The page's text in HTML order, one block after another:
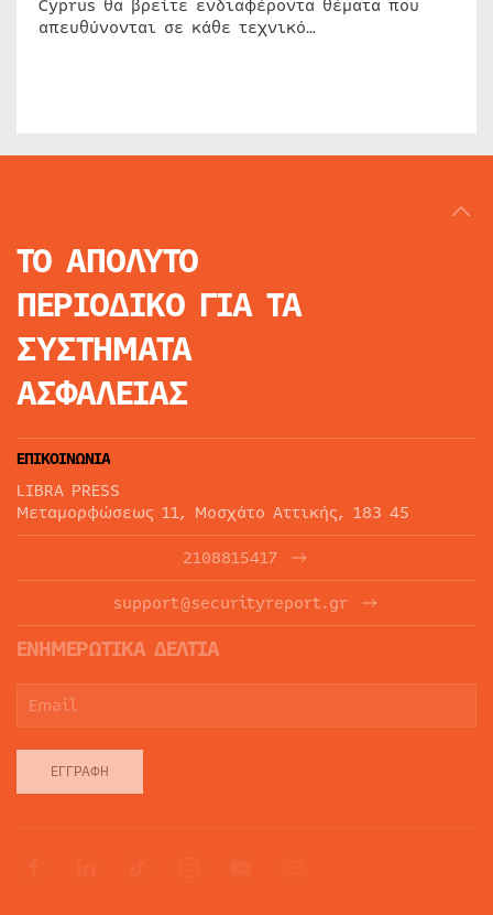
Cyprus θα βρείτε ενδιαφέροντα θέματα που
απευθύνονται σε κάθε τεχνικό…
ΤΟ ΑΠΟΛΥΤΟ
ΠΕΡΙΟΔΙΚΟ ΓΙΑ ΤΑ
ΣΥΣΤΗΜΑΤΑ
ΑΣΦΑΛΕΙΑΣ
ΕΠΙΚΟΙΝΩΝΙΑ
LIBRA PRESS
Μεταμορφώσεως 11, Μοσχάτο Αττικής, 183 45
2108815417
support@securityreport.gr
ΕΝΗΜΕΡΩΤΙΚΑ ΔΕΛΤΙΑ
ΕΓΓΡΑΦΉ